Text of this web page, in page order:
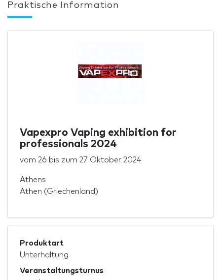
Praktische Information
Vapexpro Vaping exhibition for
professionals 2024
vom 26 bis zum 27 Oktober 2024
Athens
Athen (Griechenland)
Produktart
Unterhaltung
Veranstaltungsturnus